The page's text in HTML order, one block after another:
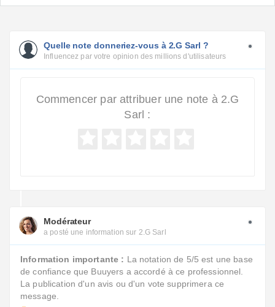
Quelle note donneriez-vous à 2.G Sarl ?
Influencez par votre opinion des millions d'utilisateurs
Commencer par attribuer une note à 2.G
Sarl :
Modérateur
a posté une information sur 2.G Sarl
Information importante : La notation de 5/5 est une base
de confiance que Buuyers a accordé à ce professionnel.
La publication d'un avis ou d'un vote supprimera ce
message.